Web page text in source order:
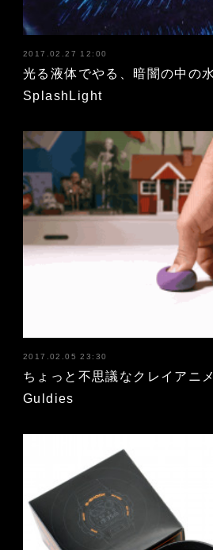
2017.02.27 12:00
光る液体でやる、暗闇の中の
SplashLight
2017.02.05 23:30
ちょっと不思議なクレイアニ
Guldies